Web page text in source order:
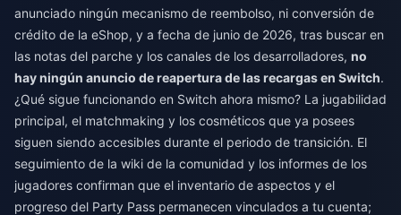
anunciado ningún mecanismo de reembolso, ni conversión de
crédito de la eShop, y a fecha de junio de 2026, tras buscar en
las notas del parche y los canales de los desarrolladores, no
hay ningún anuncio de reapertura de las recargas en Switch.
¿Qué sigue funcionando en Switch ahora mismo? La jugabilidad
principal, el matchmaking y los cosméticos que ya posees
siguen siendo accesibles durante el periodo de transición. El
seguimiento de la wiki de la comunidad y los informes de los
jugadores confirman que el inventario de aspectos y el
progreso del Party Pass permanecen vinculados a tu cuenta;